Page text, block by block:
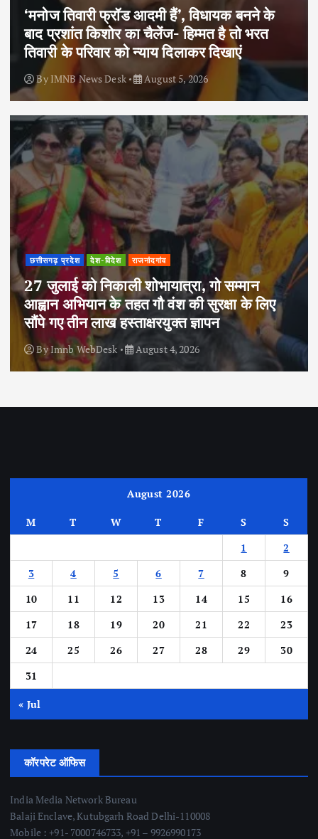
‘मनोज तिवारी फ्रॉड आदमी हैं’, विधायक बनने के
बाद प्रशांत किशोर का चैलेंज- हिम्मत है तो भरत
तिवारी के परिवार को न्याय दिलाकर दिखाएं
By IMNB News Desk August 5, 2026
छत्तीसगढ़ प्रदेश देश-विदेश राजनांदगांव
27 जुलाई को निकाली शोभायात्रा, गो सम्मान
आह्वान अभियान के तहत गौ वंश की सुरक्षा के लिए
सौंपे गए तीन लाख हस्ताक्षरयुक्त ज्ञापन
ByImnb WebDesk August 4, 2026
August 2026
M T W T F S
S
1
2
3
4 5 6 7 8
9
10
11 12 13 14 15
16
17
18 19 20 21 22
23
24
25 26 27 28 29
30
31
« Jul
कॉरपरेट ऑफिस
India Media Network Bureau
Balaji Enclave, Kutubgarh Road Delhi-110008
Mobile : +91- 7000746733, +91 – 9926990173